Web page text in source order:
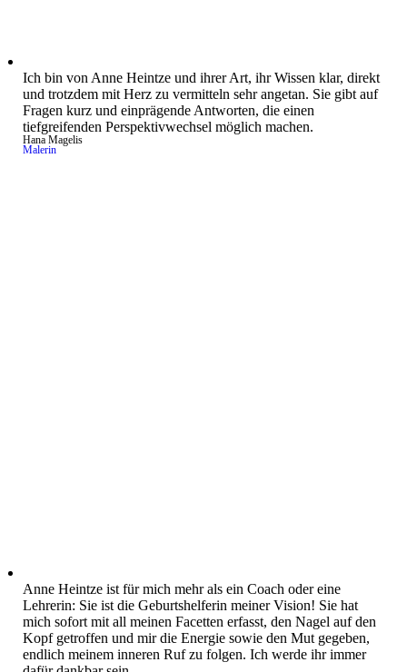
Ich bin von Anne Heintze und ihrer Art, ihr Wissen klar, direkt
und trotzdem mit Herz zu vermitteln sehr angetan. Sie gibt auf
Fragen kurz und einprägende Antworten, die einen
tiefgreifenden Perspektivwechsel möglich machen.
Hana Magelis
Malerin
Anne Heintze ist für mich mehr als ein Coach oder eine
Lehrerin: Sie ist die Geburtshelferin meiner Vision! Sie hat
mich sofort mit all meinen Facetten erfasst, den Nagel auf den
Kopf getroffen und mir die Energie sowie den Mut gegeben,
endlich meinem inneren Ruf zu folgen. Ich werde ihr immer